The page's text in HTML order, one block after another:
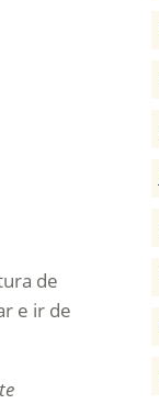
de
e ir de